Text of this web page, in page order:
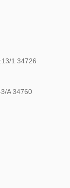
1 34726
A 34760